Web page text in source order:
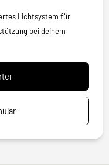
Lichtsystem für
bei deinem